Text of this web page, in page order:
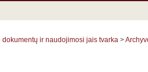
dokumentų ir naudojimosi jais tvarka >